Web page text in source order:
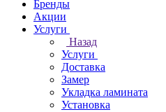
Бренды
Акции
Услуги
Назад
Услуги
Доставка
Замер
Укладка ламината
Установка